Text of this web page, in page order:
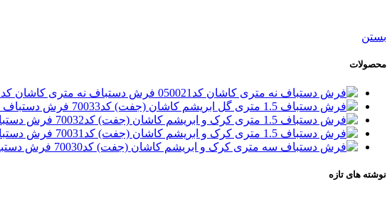
بستن
محصولات
فرش دستباف نه متری کاشان کد050021
فرش دستباف 1.5 متری گل ابریشم کاشان (جفت) کد70033
فرش دستباف 1.5 متری کرک و ابریشم کاشان
فرش دستباف 1.5 متری کرک و ابریشم کاشان
فرش
نوشته های تازه